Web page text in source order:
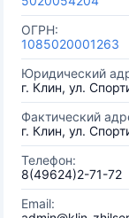
ОГРН:
1085020001263
Юридический
г. Клин, ул.
Фактический
г. Клин, ул.
Телефон:
8(49624)2-71-72
Email: